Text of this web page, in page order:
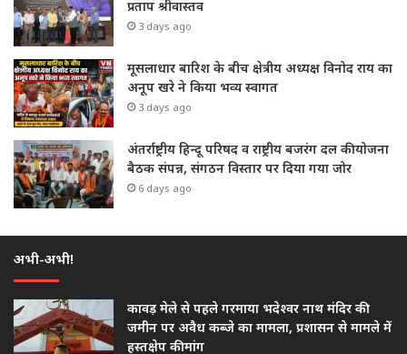
प्रताप श्रीवास्तव
3 days ago
मूसलाधार बारिश के बीच क्षेत्रीय अध्यक्ष विनोद राय का
अनूप खरे ने किया भव्य स्वागत
3 days ago
अंतर्राष्ट्रीय हिन्दू परिषद व राष्ट्रीय बजरंग दल की योजना
बैठक संपन्न, संगठन विस्तार पर दिया गया जोर
6 days ago
अभी-अभी!
कावड़ मेले से पहले गरमाया भदेश्वर नाथ मंदिर की
जमीन पर अवैध कब्जे का मामला, प्रशासन से मामले में
हस्तक्षेप की मांग